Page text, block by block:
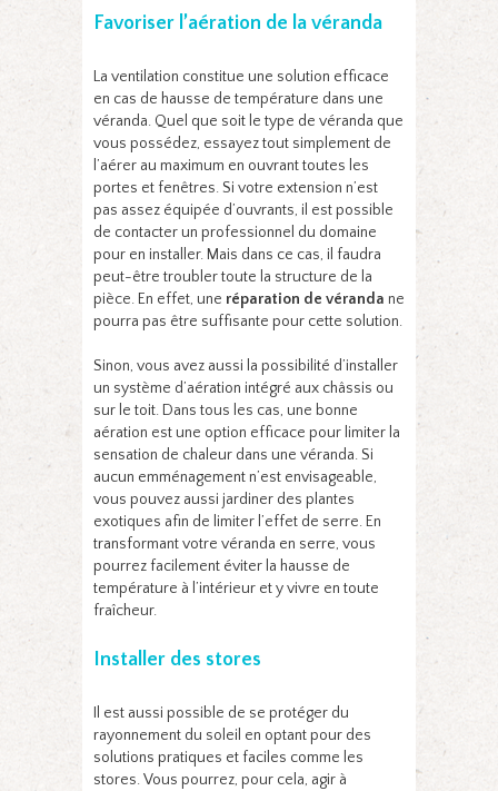
Favoriser l’aération de la véranda
La ventilation constitue une solution efficace
en cas de hausse de température dans une
véranda. Quel que soit le type de véranda que
vous possédez, essayez tout simplement de
l’aérer au maximum en ouvrant toutes les
portes et fenêtres. Si votre extension n’est
pas assez équipée d’ouvrants, il est possible
de contacter un professionnel du domaine
pour en installer. Mais dans ce cas, il faudra
peut-être troubler toute la structure de la
pièce. En effet, une réparation de véranda ne
pourra pas être suffisante pour cette solution.
Sinon, vous avez aussi la possibilité d’installer
un système d’aération intégré aux châssis ou
sur le toit. Dans tous les cas, une bonne
aération est une option efficace pour limiter la
sensation de chaleur dans une véranda. Si
aucun emménagement n’est envisageable,
vous pouvez aussi jardiner des plantes
exotiques afin de limiter l’effet de serre. En
transformant votre véranda en serre, vous
pourrez facilement éviter la hausse de
température à l’intérieur et y vivre en toute
fraîcheur.
Installer des stores
Il est aussi possible de se protéger du
rayonnement du soleil en optant pour des
solutions pratiques et faciles comme les
stores. Vous pourrez, pour cela, agir à